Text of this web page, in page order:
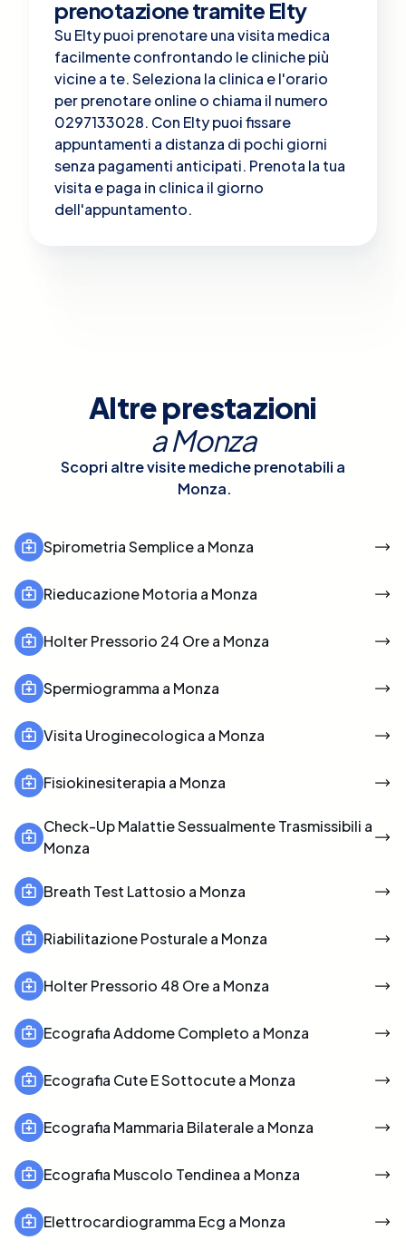
prenotazione tramite Elty
Su Elty puoi prenotare una visita medica
facilmente confrontando le cliniche più
vicine a te. Seleziona la clinica e l'orario
per prenotare online o chiama il numero
0297133028. Con Elty puoi fissare
appuntamenti a distanza di pochi giorni
senza pagamenti anticipati. Prenota la tua
visita e paga in clinica il giorno
dell'appuntamento.
Altre prestazioni
aMonza
Scopri altre visite mediche prenotabili a
Monza.
Spirometria Semplice a Monza
Rieducazione Motoria a Monza
Holter Pressorio 24 Ore a Monza
Spermiogramma a Monza
Visita Uroginecologica a Monza
Fisiokinesiterapia a Monza
Check-Up Malattie Sessualmente Trasmissibili a
Monza
Breath Test Lattosio a Monza
Riabilitazione Posturale a Monza
Holter Pressorio 48 Ore a Monza
Ecografia Addome Completo a Monza
Ecografia Cute E Sottocute a Monza
Ecografia Mammaria Bilaterale a Monza
Ecografia Muscolo Tendinea a Monza
Elettrocardiogramma Ecg a Monza